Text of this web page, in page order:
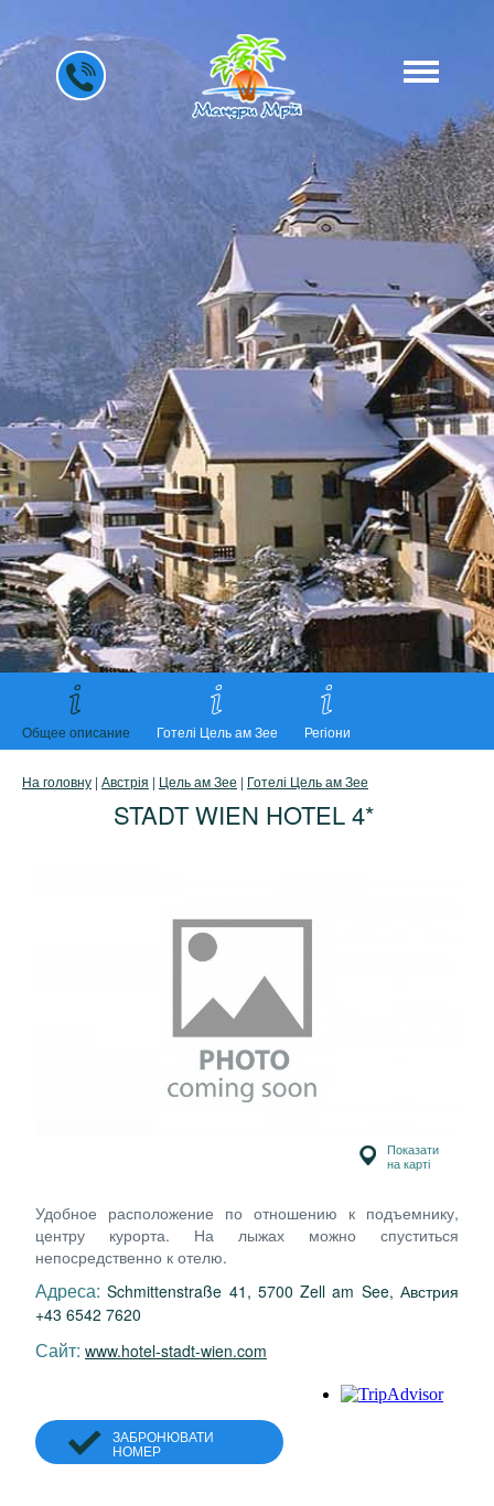
Общее описание Готелі Цель ам Зее Регіони
На головну | Австрія | Цель ам Зее | Готелі Цель ам Зее
STADT WIEN HOTEL 4*
Показати
на карті
Удобное расположение по отношению к подъемнику,
центру курорта. На лыжах можно спуститься
непосредственно к отелю.
Адреса: Schmittenstraße 41, 5700 Zell am See, Австрия
+43 6542 7620
Сайт: www.hotel-stadt-wien.com
ЗАБРОНЮВАТИ
НОМЕР